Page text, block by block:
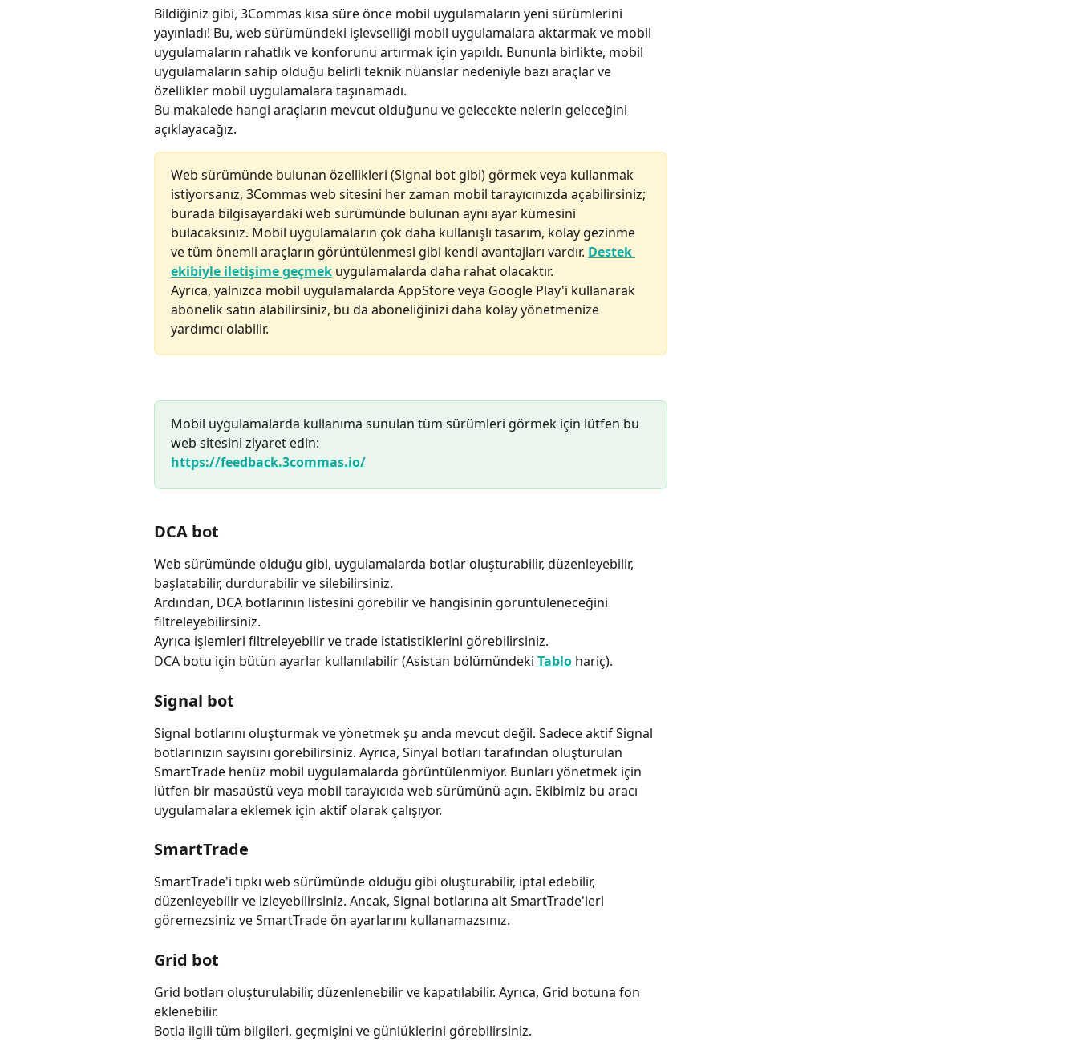
Bildiğiniz gibi, 3Commas kısa süre önce mobil uygulamaların yeni sürümlerini
yayınladı! Bu, web sürümündeki işlevselliği mobil uygulamalara aktarmak ve mobil
uygulamaların rahatlık ve konforunu artırmak için yapıldı. Bununla birlikte, mobil
uygulamaların sahip olduğu belirli teknik nüanslar nedeniyle bazı araçlar ve
özellikler mobil uygulamalara taşınamadı.
Bu makalede hangi araçların mevcut olduğunu ve gelecekte nelerin geleceğini
açıklayacağız.
Web sürümünde bulunan özellikleri (Signal bot gibi) görmek veya kullanmak
istiyorsanız, 3Commas web sitesini her zaman mobil tarayıcınızda açabilirsiniz;
burada bilgisayardaki web sürümünde bulunan aynı ayar kümesini
bulacaksınız. Mobil uygulamaların çok daha kullanışlı tasarım, kolay gezinme
ve tüm önemli araçların görüntülenmesi gibi kendi avantajları vardır. Destek
ekibiyle iletişime geçmek uygulamalarda daha rahat olacaktır.
Ayrıca, yalnızca mobil uygulamalarda AppStore veya Google Play'i kullanarak
abonelik satın alabilirsiniz, bu da aboneliğinizi daha kolay yönetmenize
yardımcı olabilir.
Mobil uygulamalarda kullanıma sunulan tüm sürümleri görmek için lütfen bu
web sitesini ziyaret edin:
https://feedback.3commas.io/
DCA bot
Web sürümünde olduğu gibi, uygulamalarda botlar oluşturabilir, düzenleyebilir,
başlatabilir, durdurabilir ve silebilirsiniz.
Ardından, DCA botlarının listesini görebilir ve hangisinin görüntüleneceğini
filtreleyebilirsiniz.
Ayrıca işlemleri filtreleyebilir ve trade istatistiklerini görebilirsiniz.
DCA botu için bütün ayarlar kullanılabilir (Asistan bölümündeki Tablo hariç).
Signal bot
Signal botlarını oluşturmak ve yönetmek şu anda mevcut değil. Sadece aktif Signal
botlarınızın sayısını görebilirsiniz. Ayrıca, Sinyal botları tarafından oluşturulan
SmartTrade henüz mobil uygulamalarda görüntülenmiyor. Bunları yönetmek için
lütfen bir masaüstü veya mobil tarayıcıda web sürümünü açın. Ekibimiz bu aracı
uygulamalara eklemek için aktif olarak çalışıyor.
SmartTrade
SmartTrade'i tıpkı web sürümünde olduğu gibi oluşturabilir, iptal edebilir,
düzenleyebilir ve izleyebilirsiniz. Ancak, Signal botlarına ait SmartTrade'leri
göremezsiniz ve SmartTrade ön ayarlarını kullanamazsınız.
Grid bot
Grid botları oluşturulabilir, düzenlenebilir ve kapatılabilir. Ayrıca, Grid botuna fon
eklenebilir.
Botla ilgili tüm bilgileri, geçmişini ve günlüklerini görebilirsiniz.